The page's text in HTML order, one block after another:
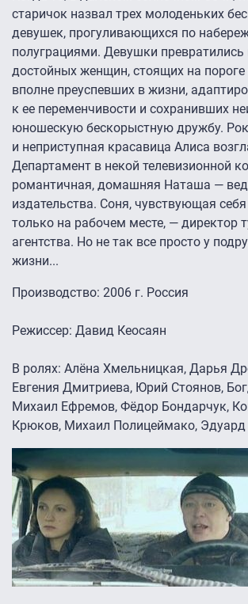
старичок назвал трех молоденьких
девушек, прогуливающихся по
полуграциями. Девушки превратились
достойных женщин, стоящих на пороге
вполне преуспевших в жизни,
к ее переменчивости и сохранивших
юношескую бескорыстную дружбу.
и неприступная красавица Алиса
Департамент в некой телевизионной
романтичная, домашняя Наташа —
издательства. Соня, чувствующая
только на рабочем месте, — директор
агентства. Но не так все просто у
жизни...
Производство: 2006 г. Россия
Режиссер: Давид Кеосаян
В ролях: Алёна Хмельницкая, Дарья
Евгения Дмитриева, Юрий Стоянов,
Михаил Ефремов, Фёдор Бондарчук,
Крюков, Михаил Полицеймако,